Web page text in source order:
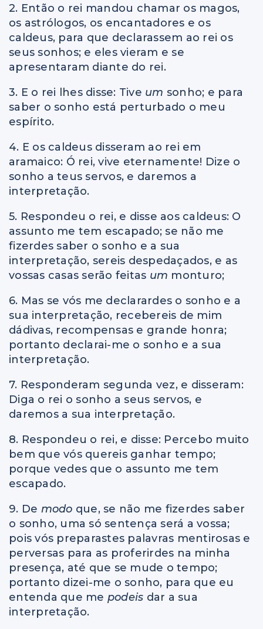
2. Então o rei mandou chamar os magos,
os astrólogos, os encantadores e os
caldeus, para que declarassem ao rei os
seus sonhos; e eles vieram e se
apresentaram diante do rei.
3. E o rei lhes disse: Tive um sonho; e para
saber o sonho está perturbado o meu
espírito.
4. E os caldeus disseram ao rei em
aramaico: Ó rei, vive eternamente! Dize o
sonho a teus servos, e daremos a
interpretação.
5. Respondeu o rei, e disse aos caldeus: O
assunto me tem escapado; se não me
fizerdes saber o sonho e a sua
interpretação, sereis despedaçados, e as
vossas casas serão feitas um monturo;
6. Mas se vós me declarardes o sonho e a
sua interpretação, recebereis de mim
dádivas, recompensas e grande honra;
portanto declarai-me o sonho e a sua
interpretação.
7. Responderam segunda vez, e disseram:
Diga o rei o sonho a seus servos, e
daremos a sua interpretação.
8. Respondeu o rei, e disse: Percebo muito
bem que vós quereis ganhar tempo;
porque vedes que o assunto me tem
escapado.
9. De modo que, se não me fizerdes saber
o sonho, uma só sentença será a vossa;
pois vós preparastes palavras mentirosas e
perversas para as proferirdes na minha
presença, até que se mude o tempo;
portanto dizei-me o sonho, para que eu
entenda que me podeis dar a sua
interpretação.